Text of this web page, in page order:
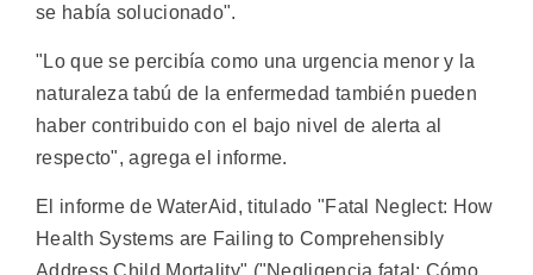
se había solucionado".
"Lo que se percibía como una urgencia menor y la
naturaleza tabú de la enfermedad también pueden
haber contribuido con el bajo nivel de alerta al
respecto", agrega el informe.
El informe de WaterAid, titulado "Fatal Neglect: How
Health Systems are Failing to Comprehensibly